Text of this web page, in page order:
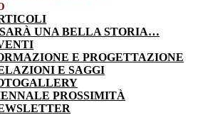
UNA BELLA STORIA…
E PROGETTAZIONE
E SAGGI
PROSSIMITÀ